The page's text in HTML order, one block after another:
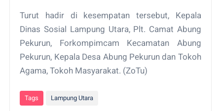
Turut hadir di kesempatan tersebut, Kepala
Dinas Sosial Lampung Utara, Plt. Camat Abung
Pekurun, Forkompimcam Kecamatan Abung
Pekurun, Kepala Desa Abung Pekurun dan Tokoh
Agama, Tokoh Masyarakat. (ZoTu)
Tags Lampung Utara